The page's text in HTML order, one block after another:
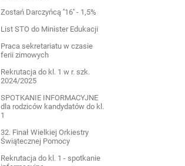
Zostań Darczyńcą ''16'' - 1,5%
List STO do Minister Edukacji
Praca sekretariatu w czasie
ferii zimowych
Rekrutacja do kl. 1 w r. szk.
2024/2025
SPOTKANIE INFORMACYJNE
dla rodziców kandydatów do kl.
1
32. Finał Wielkiej Orkiestry
Świątecznej Pomocy
Rekrutacja do kl. 1 - spotkanie